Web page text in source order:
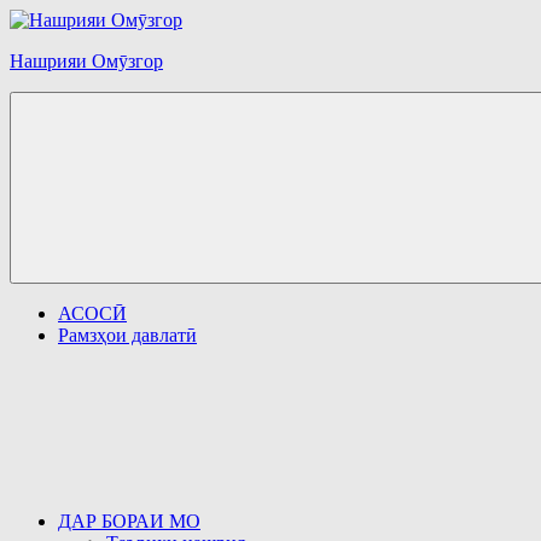
Перейти
содержимому
Нашрияи Омӯзгор
АСОСӢ
Рамзҳои давлатӣ
ДАР БОРАИ МО